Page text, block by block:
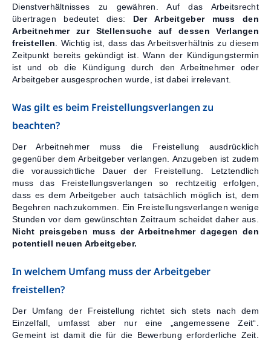
Dienstverhältnisses zu gewähren. Auf das Arbeitsrecht
übertragen bedeutet dies: Der Arbeitgeber muss den
Arbeitnehmer zur Stellensuche auf dessen Verlangen
freistellen . Wichtig ist, dass das Arbeitsverhältnis zu diesem
Zeitpunkt bereits gekündigt ist. Wann der Kündigungstermin
ist und ob die Kündigung durch den Arbeitnehmer oder
Arbeitgeber ausgesprochen wurde, ist dabei irrelevant.
Was gilt es beim Freistellungsverlangen zu
beachten?
Der Arbeitnehmer muss die Freistellung ausdrücklich
gegenüber dem Arbeitgeber verlangen. Anzugeben ist zudem
die voraussichtliche Dauer der Freistellung. Letztendlich
muss das Freistellungsverlangen so rechtzeitig erfolgen,
dass es dem Arbeitgeber auch tatsächlich möglich ist, dem
Begehren nachzukommen. Ein Freistellungsverlangen wenige
Stunden vor dem gewünschten Zeitraum scheidet daher aus.
Nicht preisgeben muss der Arbeitnehmer dagegen den
potentiell neuen Arbeitgeber.
In welchem Umfang muss der Arbeitgeber
freistellen?
Der Umfang der Freistellung richtet sich stets nach dem
Einzelfall, umfasst aber nur eine „angemessene Zeit“.
Gemeint ist damit die für die Bewerbung erforderliche Zeit.